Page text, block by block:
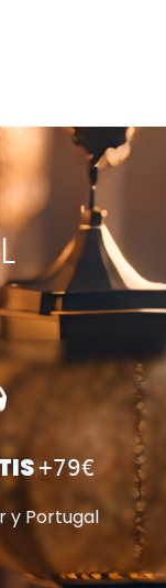
+79€
y Portugal